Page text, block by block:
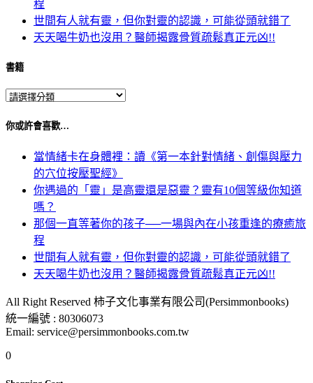
程
世間有人就有靈，但你對靈的認識，可能從頭就錯了
天天喝牛奶也沒用？醫師揭露骨質疏鬆真正元凶!!
書籍
你或許會喜歡…
當情緒卡在身體裡：讀《第一本針對情緒、創傷與壓力
的穴位按壓聖經》
你遇過的「靈」是高靈還是惡靈？靈有10個等級你知道
嗎？
那個一直等著你的孩子──一場與內在小孩重逢的療癒旅
程
世間有人就有靈，但你對靈的認識，可能從頭就錯了
天天喝牛奶也沒用？醫師揭露骨質疏鬆真正元凶!!
All Right Reserved 柿子文化事業有限公司(Persimmonbooks)
統一編號 : 80306073
Email: service@persimmonbooks.com.tw
0